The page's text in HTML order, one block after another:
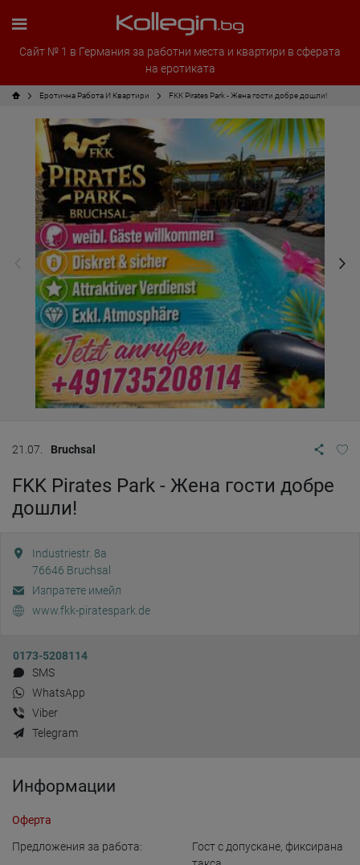
Сайт № 1 в Германия за работни места и квартири в сферата
на еротиката
Еротична Работа И Квартири FKK Pirates Park - Жена гости добре дошли!
21.07. Bruchsal
FKK Pirates Park - Жена гости добре
дошли!
Industriestr. 8a
76646 Bruchsal
Изпратете имейл
www.fkk-piratespark.de
0173-5208114
SMS
WhatsApp
Viber
Telegram
Информации
Оферта
Предложения за работа:
Гост с допускане, фиксирана